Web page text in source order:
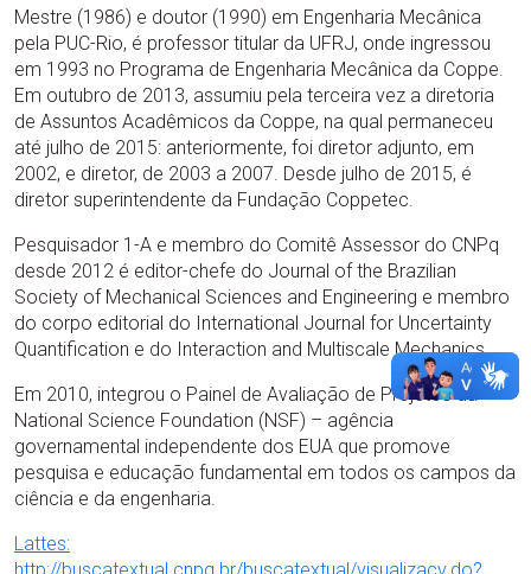
Mestre (1986) e doutor (1990) em Engenharia Mecânica
pela PUC-Rio, é professor titular da UFRJ, onde ingressou
em 1993 no Programa de Engenharia Mecânica da Coppe.
Em outubro de 2013, assumiu pela terceira vez a diretoria
de Assuntos Acadêmicos da Coppe, na qual permaneceu
até julho de 2015: anteriormente, foi diretor adjunto, em
2002, e diretor, de 2003 a 2007. Desde julho de 2015, é
diretor superintendente da Fundação Coppetec.
Pesquisador 1-A e membro do Comitê Assessor do CNPq
desde 2012 é editor-chefe do Journal of the Brazilian
Society of Mechanical Sciences and Engineering e membro
do corpo editorial do International Journal for Uncertainty
Quantification e do Interaction and Multiscale Mechanics.
Em 2010, integrou o Painel de Avaliação de Projetos da
National Science Foundation (NSF) – agência
governamental independente dos EUA que promove
pesquisa e educação fundamental em todos os campos da
ciência e da engenharia.
Lattes: